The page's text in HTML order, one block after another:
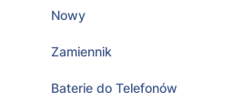
Nowy
Zamiennik
Baterie do Telefonów